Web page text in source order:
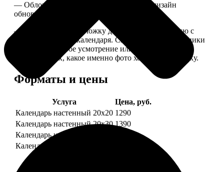
— Обложка для календаря стандартная, дизайн
обновляем каждый год.
— В кружочек на обложку добавляем фотографию с
одной из страниц календаря. Снимок наши сотрудники
выбирают на свое усмотрение или пишите в
комментариях, какое именно фото хотите на обложку.
Форматы и цены
Услуга
Цена, руб.
Календарь настенный 20х20 1290
Календарь настенный 20х30 1390
Календарь настенный 30х30
Календарь настенный 30х40